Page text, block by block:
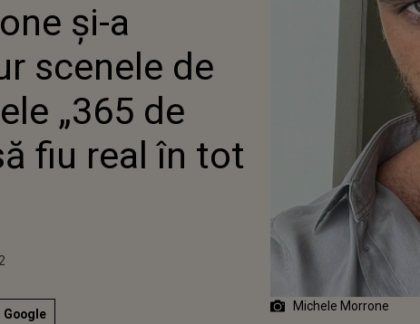
FILMELE „365 DE ZILE”: „VREAU SĂ
FIU REAL ÎN TOT CEEA CE FAC”
și-a
scenele de
„365 de
fiu real în tot
Google
Michele Morrone